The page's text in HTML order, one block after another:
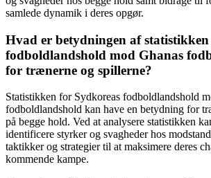
samlede dynamik i deres opgør.
Hvad er betydningen af
fodboldlandshold mod Ghanas
for trænerne og spillerne?
Statistikken for Sydkoreas fodboldlandshold
fodboldlandshold kan have en betydning for
på begge hold. Ved at analysere statistikken
identificere styrker og svagheder hos
taktikker og strategier til at maksimere deres
kommende kampe.